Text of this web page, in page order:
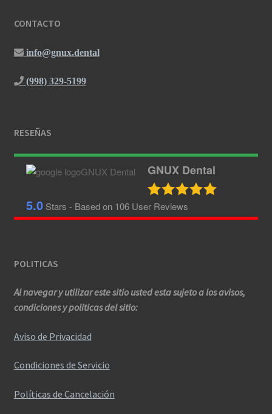
CONTACTO
info@gnux.dental
(998) 329-5199
RESEÑAS
GNUX Dental
5.0Stars - Based on 106 User Reviews
POLITICAS
Al navegar y utilizar este sitio usted esta sujeto a los avisos,
condiciones y politicas del sitio:
Aviso de Privacidad
Condiciones de Servicio
Políticas de Cancelación